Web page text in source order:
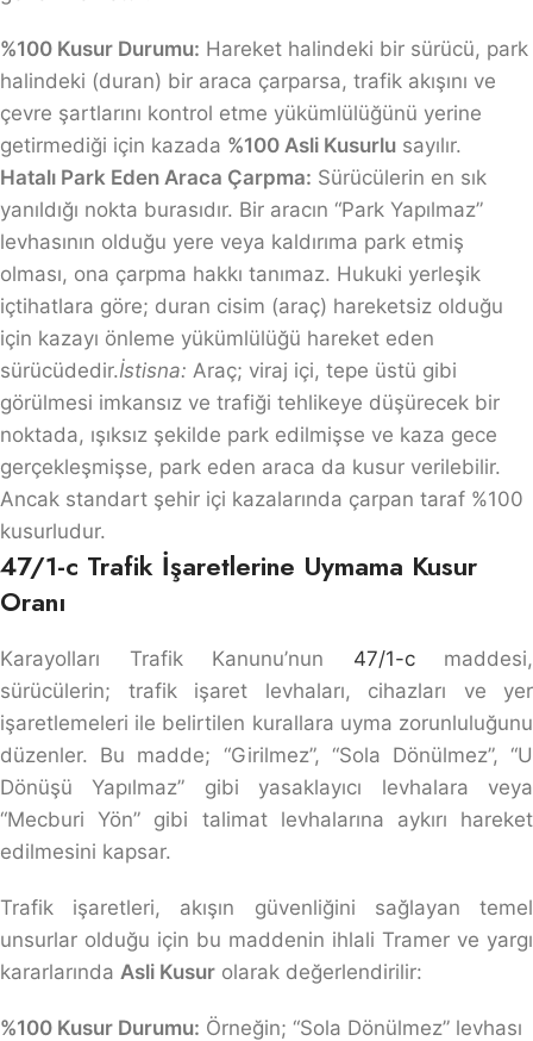
%100 Kusur Durumu: Hareket halindeki bir sürücü, park
halindeki (duran) bir araca çarparsa, trafik akışını ve
çevre şartlarını kontrol etme yükümlülüğünü yerine
getirmediği için kazada %100 Asli Kusurlu sayılır.
Hatalı Park Eden Araca Çarpma: Sürücülerin en sık
yanıldığı nokta burasıdır. Bir aracın “Park Yapılmaz”
levhasının olduğu yere veya kaldırıma park etmiş
olması, ona çarpma hakkı tanımaz. Hukuki yerleşik
içtihatlara göre; duran cisim (araç) hareketsiz olduğu
için kazayı önleme yükümlülüğü hareket eden
sürücüdedir.İstisna: Araç; viraj içi, tepe üstü gibi
görülmesi imkansız ve trafiği tehlikeye düşürecek bir
noktada, ışıksız şekilde park edilmişse ve kaza gece
gerçekleşmişse, park eden araca da kusur verilebilir.
Ancak standart şehir içi kazalarında çarpan taraf %100
kusurludur.
47/1-c Trafik İşaretlerine Uymama Kusur
Oranı
Karayolları Trafik Kanunu’nun 47/1-cmaddesi,
sürücülerin; trafik işaret levhaları, cihazları ve yer
işaretlemeleri ile belirtilen kurallara uyma zorunluluğunu
düzenler. Bu madde; “Girilmez”, “Sola Dönülmez”, “U
Dönüşü Yapılmaz” gibi yasaklayıcı levhalara veya
“Mecburi Yön” gibi talimat levhalarına aykırı hareket
edilmesini kapsar.
Trafik işaretleri, akışın güvenliğini sağlayan temel
unsurlar olduğu için bu maddenin ihlali Tramer ve yargı
kararlarında Asli Kusur olarak değerlendirilir:
%100 Kusur Durumu: Örneğin; “Sola Dönülmez” levhası